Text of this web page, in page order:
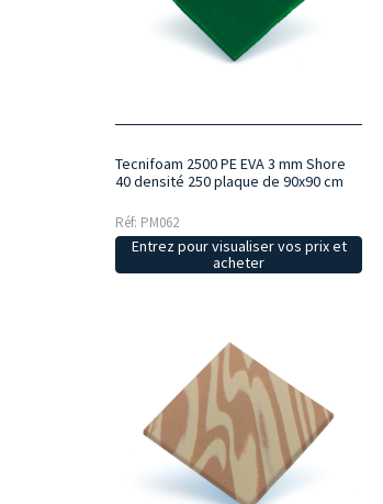
Tecnifoam 2500 PE EVA 3 mm Shore
40 densité 250 plaque de 90x90 cm
Réf: PM062
Entrez pour visualiser vos prix et
acheter